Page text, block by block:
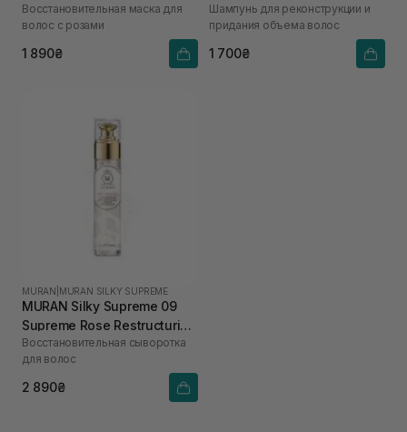
Rose Mask 250 мл
Восстановительная маска для
волос с розами
1 890₴
Rose Shampoo 250 мл
Шампунь для реконструкции и
придания объема волос
1 700₴
MURAN MURAN SILKY SUPREME
MURAN Silky Supreme 09
Supreme Rose Restructuring
Elixir 50 мл
Восстановительная сыворотка
для волос
2 890₴